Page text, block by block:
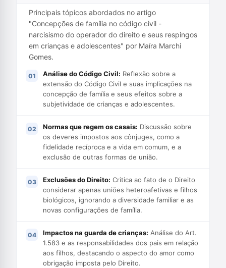
Principais tópicos abordados no artigo
"Concepções de família no código civil -
narcisismo do operador do direito e seus respingos
em crianças e adolescentes" por Maíra Marchi
Gomes.
Análise do Código Civil: Reflexão sobre a
extensão do Código Civil e suas implicações na
concepção de família e seus efeitos sobre a
subjetividade de crianças e adolescentes.
Normas que regem os casais: Discussão sobre
os deveres impostos aos cônjuges, como a
fidelidade recíproca e a vida em comum, e a
exclusão de outras formas de união.
Exclusões do Direito: Critica ao fato de o Direito
considerar apenas uniões heteroafetivas e filhos
biológicos, ignorando a diversidade familiar e as
novas configurações de família.
Impactos na guarda de crianças: Análise do Art.
1.583 e as responsabilidades dos pais em relação
aos filhos, destacando o aspecto do amor como
obrigação imposta pelo Direito.